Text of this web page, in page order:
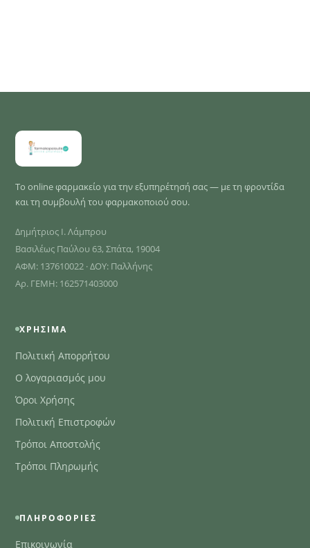
Το online φαρμακείο για την εξυπηρέτησή σας — με τη φροντίδα
και τη συμβουλή του φαρμακοποιού σου.
Δημήτριος Ι. Λάμπρου
Βασιλέως Παύλου 63, Σπάτα, 19004
ΑΦΜ: 137610022 · ΔΟΥ: Παλλήνης
Αρ. ΓΕΜΗ: 162571403000
ΧΡΉΣΙΜΑ
Πολιτική Απορρήτου
Ο λογαριασμός μου
Όροι Χρήσης
Πολιτική Επιστροφών
Τρόποι Αποστολής
Τρόποι Πληρωμής
ΠΛΗΡΟΦΟΡΊΕΣ
Επικοινωνία